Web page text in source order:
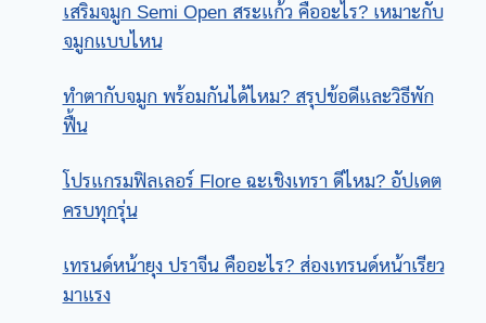
เสริมจมูก Semi Open สระแก้ว คืออะไร? เหมาะกับ
จมูกแบบไหน
ทําตากับจมูก พร้อมกันได้ไหม? สรุปข้อดีและวิธีพัก
ฟื้น
โปรแกรมฟิลเลอร์ Flore ฉะเชิงเทรา ดีไหม? อัปเดต
ครบทุกรุ่น
เทรนด์หน้ายุง ปราจีน คืออะไร? ส่องเทรนด์หน้าเรียว
มาแรง